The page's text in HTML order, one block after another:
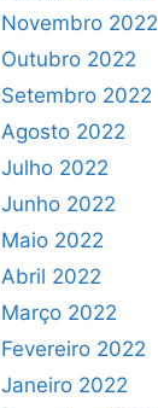
Novembro 2022
Outubro 2022
Setembro 2022
Agosto 2022
Julho 2022
Junho 2022
Maio 2022
Abril 2022
Março 2022
Fevereiro 2022
Janeiro 2022